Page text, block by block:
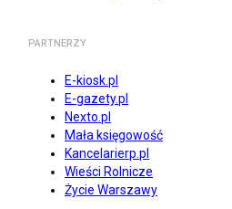
PARTNERZY
E-kiosk.pl
E-gazety.pl
Nexto.pl
Mała księgowość
Kancelarierp.pl
Wieści Rolnicze
Życie Warszawy